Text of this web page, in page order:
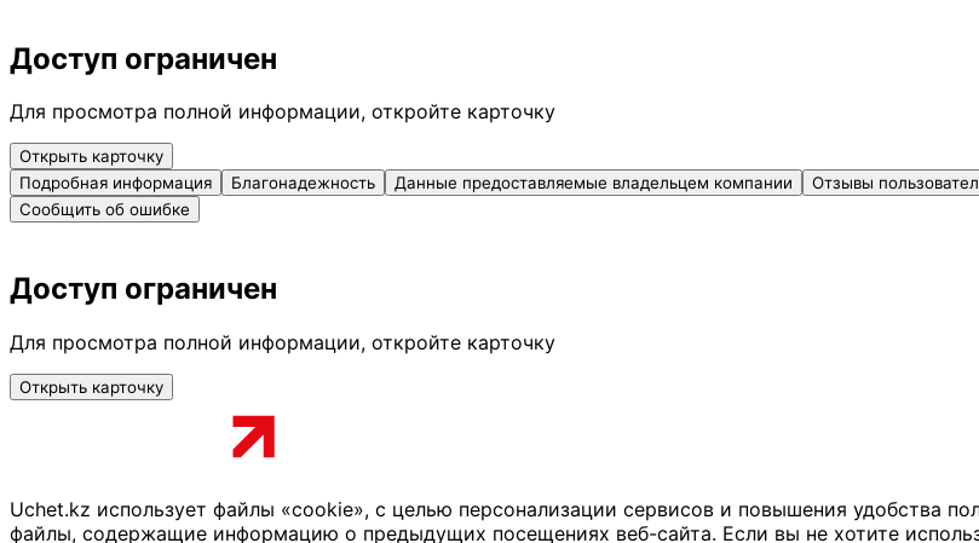
Доступ ограничен
Для просмотра полной информации, откройте карточку
Открыть карточку
Подробная информация
Благонадежность Данные предоставляемые владельцем компании
Отзывы
Сообщить об ошибке
Доступ ограничен
Для просмотра полной информации, откройте карточку
Открыть карточку
Uchet.kz использует файлы «cookie», с целью персонализации сервисов и повышения удобства
файлы, содержащие информацию о предыдущих посещениях веб-сайта. Если вы не хотите